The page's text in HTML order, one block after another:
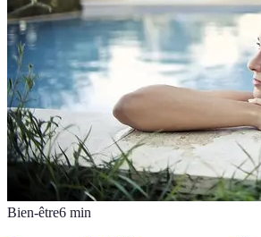
Bien-être6 min